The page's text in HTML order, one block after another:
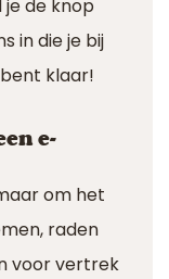
de knop
in die je bij
klaar!
e-
om het
raden
voor vertrek